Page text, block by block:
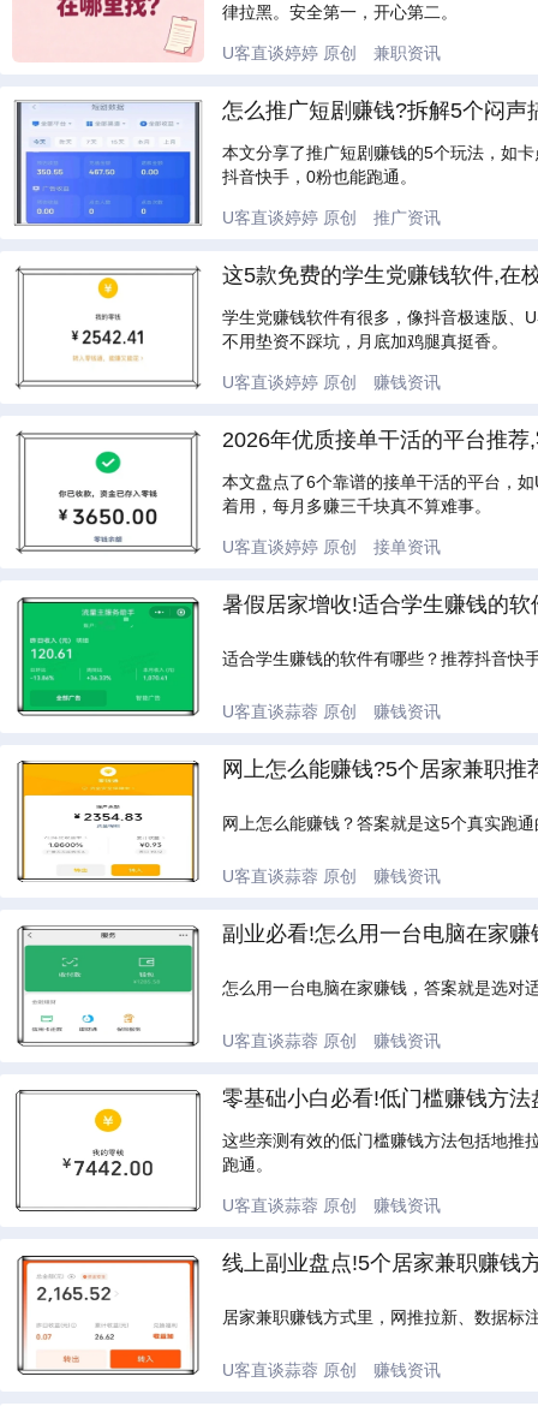
律拉黑。安全第一，开心第二。
U客直谈婷婷 原创 兼职资讯
怎么推广短剧赚钱?拆解5个闷
本文分享了推广短剧赚钱的5个玩法，如
抖音快手，0粉也能跑通。
U客直谈婷婷 原创 推广资讯
这5款免费的学生党赚钱软件,在
学生党赚钱软件有很多，像抖音极速版、
不用垫资不踩坑，月底加鸡腿真挺香。
U客直谈婷婷 原创 赚钱资讯
2026年优质接单干活的平台推
本文盘点了6个靠谱的接单干活的平台，
着用，每月多赚三千块真不算难事。
U客直谈婷婷 原创 接单资讯
暑假居家增收!适合学生赚钱的
适合学生赚钱的软件有哪些？推荐抖音快
U客直谈蒜蓉 原创 赚钱资讯
网上怎么能赚钱?5个居家兼职推
网上怎么能赚钱？答案就是这5个真实跑
U客直谈蒜蓉 原创 赚钱资讯
副业必看!怎么用一台电脑在家
怎么用一台电脑在家赚钱，答案就是选对
U客直谈蒜蓉 原创 赚钱资讯
零基础小白必看!低门槛赚钱方
这些亲测有效的低门槛赚钱方法包括地推
跑通。
U客直谈蒜蓉 原创 赚钱资讯
线上副业盘点!5个居家兼职赚钱
居家兼职赚钱方式里，网推拉新、数据标
U客直谈蒜蓉 原创 赚钱资讯